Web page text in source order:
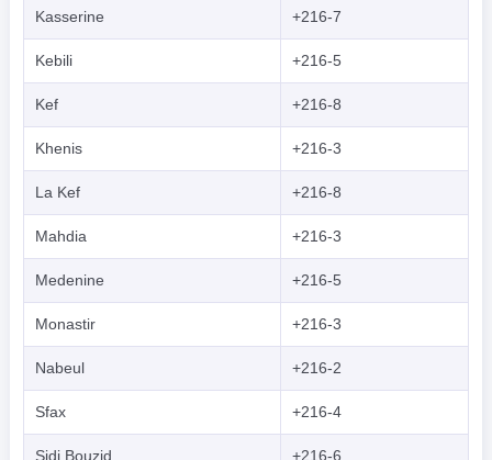
Kasserine +216-7
Kebili +216-5
Kef +216-8
Khenis +216-3
La Kef +216-8
Mahdia +216-3
Medenine +216-5
Monastir +216-3
Nabeul +216-2
Sfax +216-4
Sidi Bouzid +216-6